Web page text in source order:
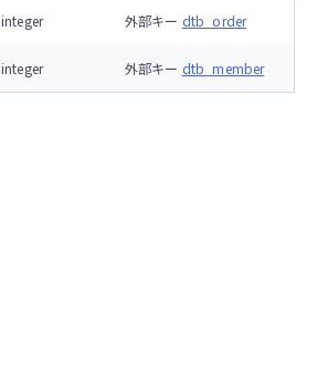
integer 外部キー dtb_order
integer 外部キー dtb_member